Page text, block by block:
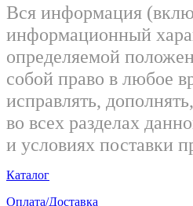
Вся информация
информационный
определяемой
собой право в любое
исправлять,
во всех разделах
и условиях поставки
Каталог
Оплата/Доставка